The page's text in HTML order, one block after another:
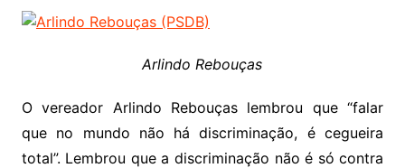
Arlindo Rebouças
O vereador Arlindo Rebouças lembrou que “falar
que no mundo não há discriminação, é cegueira
total”. Lembrou que a discriminação não é só contra